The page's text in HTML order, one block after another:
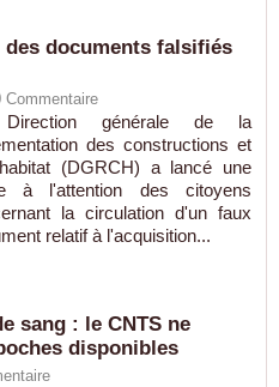
des documents falsifiés
Commentaire
générale de la
des constructions et
(DGRCH) a lancé une
à l'attention des citoyens
la circulation d'un faux
relatif à l'acquisition...
sang : le CNTS ne
disponibles